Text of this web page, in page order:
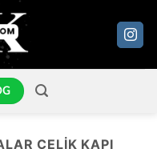
ÇELIK KAPI